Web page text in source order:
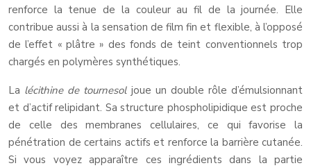
renforce la tenue de la couleur au fil de la journée. Elle
contribue aussi à la sensation de film fin et flexible, à l’opposé
de l’effet « plâtre » des fonds de teint conventionnels trop
chargés en polymères synthétiques.
La lécithine de tournesoljoue un double rôle d’émulsionnant
et d’actif relipidant. Sa structure phospholipidique est proche
de celle des membranes cellulaires, ce qui favorise la
pénétration de certains actifs et renforce la barrière cutanée.
Si vous voyez apparaître ces ingrédients dans la partie